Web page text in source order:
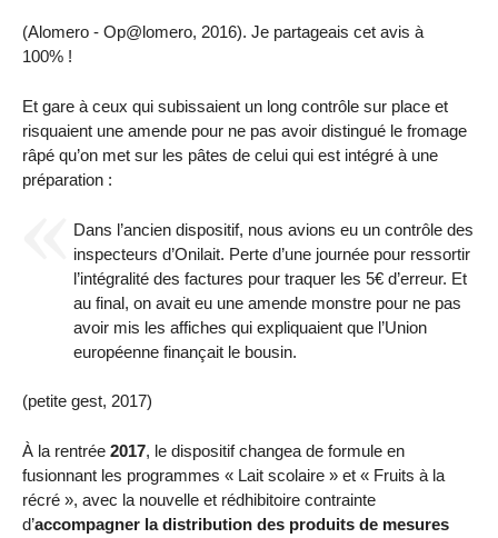
(Alomero - Op@lomero, 2016). Je partageais cet avis à
100% !
Et gare à ceux qui subissaient un long contrôle sur place et
risquaient une amende pour ne pas avoir distingué le fromage
râpé qu’on met sur les pâtes de celui qui est intégré à une
préparation :
Dans l’ancien dispositif, nous avions eu un contrôle des
inspecteurs d’Onilait. Perte d’une journée pour ressortir
l’intégralité des factures pour traquer les 5€ d’erreur. Et
au final, on avait eu une amende monstre pour ne pas
avoir mis les affiches qui expliquaient que l’Union
européenne finançait le bousin.
(petite gest, 2017)
À la rentrée 2017, le dispositif changea de formule en
fusionnant les programmes « Lait scolaire » et « Fruits à la
récré », avec la nouvelle et rédhibitoire contrainte
d’accompagner la distribution des produits de mesures